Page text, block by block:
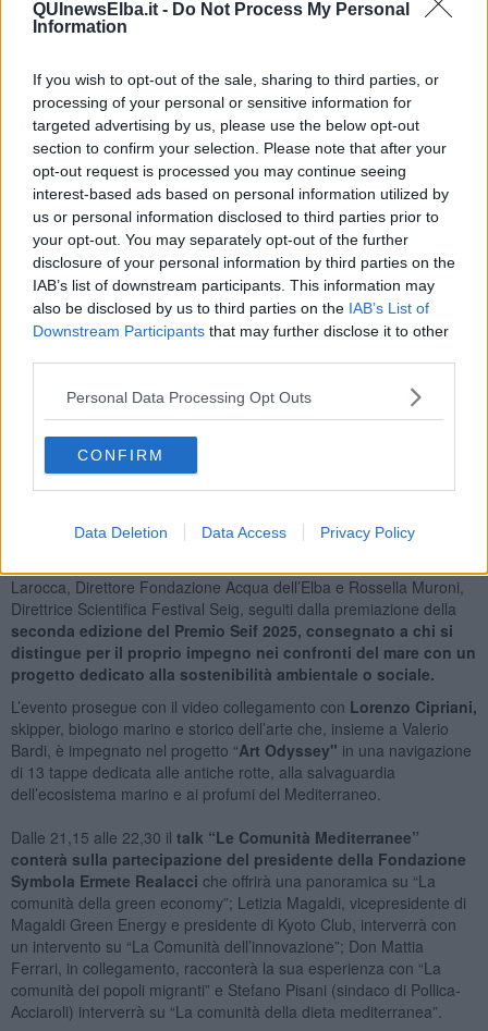
QUInewsElba.it - Do Not Process My Personal
Information
If you wish to opt-out of the sale, sharing to third parties, or
processing of your personal or sensitive information for
targeted advertising by us, please use the below opt-out
section to confirm your selection. Please note that after your
opt-out request is processed you may continue seeing
interest-based ads based on personal information utilized by
us or personal information disclosed to third parties prior to
your opt-out. You may separately opt-out of the further
disclosure of your personal information by third parties on the
IAB’s list of downstream participants. This information may
also be disclosed by us to third parties on the IAB’s List of
Downstream Participants that may further disclose it to other
Personal Data Processing Opt Outs
CONFIRM
Data Deletion Data Access Privacy Policy
ideato da Viola Centi, e la Cristina Cioni Band,mentre sabato
Nel corso di Seif - Isola d’Elba, si festeggerà inoltre la chiusura
dell'anello occidentale de "La Via dell’Essenza”, iniziativa nata nel
2011 e dal 2022 gestita da Fondazione Acqua dell'Elba in
partnership con il Parco Nazionale dell'Arcipelago Toscano (PNAT).
Prosegue anche il progetto “Blue Schools” (Scuole Blu), l’iniziativa
della Commissione Europea promossa dalla Commissione
Oceanografica Internazionale dell’Unesco (UNESCO-IOC): dopo
aver reso l’Isola d’Elba la prima unità territoriale d’Europa ad avere
tutti i suoi istituti scolastici certificati come Scuole Blu, il progetto si
estende alle altre isole dell'Arcipelago Toscano.
Sarà inoltre consegnata la nona edizione del Premio Arte Acqua
dell’Elba “Le Comunità Mediterranee
collaborazione con l’Accademia di Belle Arti di Brera. Non
mancheranno esperienze di ogni genere che coinvolgeranno tutti i
comuni elbani: i laboratori per bambini, organizzati in
collaborazione con Legambiente Arcipelago Toscano, le immersioni
in collaborazione con i diving dell’Elba, attività di whale watching
organizzata dal Parco Nazionale Arcipelago Toscano.
Seif inaugura ufficialmente a partire dalle
18 di venerdì 27 giugno
sul palco di Capoliveri,
Piazza Matteotti, con i saluti istituzionali
Larocca, Direttore Fondazione Acqua dell’Elba e Rossella Muroni,
Direttrice Scientifica Festival Seig, seguiti dalla premiazione della
seconda edizione del Premio Seif 2025, consegnato a chi si
distingue per il proprio impegno nei confronti del mare con un
progetto dedicato alla sostenibilità ambientale o sociale.
L’evento prosegue con il video collegamento con Lorenzo Cipriani,
skipper, biologo marino e storico dell’arte che, insieme a Valerio
Bardi, è impegnato nel progetto “Art Odyssey" in una navigazione
di 13 tappe dedicata alle antiche rotte, alla salvaguardia
dell’ecosistema marino e ai profumi del Mediterraneo.
Dalle 21,15 alle 22,30 il talk “Le Comunità Mediterranee”
conterà sulla partecipazione del presidente della Fondazione
Symbola Ermete Realacci che offrirà una panoramica su “La
comunità della green economy”; Letizia Magaldi, vicepresidente di
Magaldi Green Energy e presidente di Kyoto Club, interverrà con
un intervento su “La Comunità dell’innovazione”; Don Mattia
Ferrari, in collegamento, racconterà la sua esperienza con “La
comunità dei popoli migranti” e Stefano Pisani (sindaco di Pollica-
Acciaroli) interverrà su “La comunità della dieta mediterranea”.